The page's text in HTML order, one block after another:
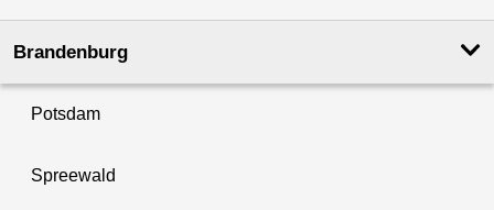
Brandenburg
Potsdam
Spreewald